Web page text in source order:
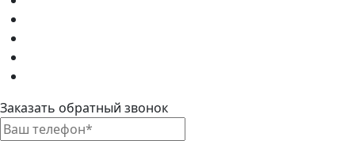
Заказать обратный звонок